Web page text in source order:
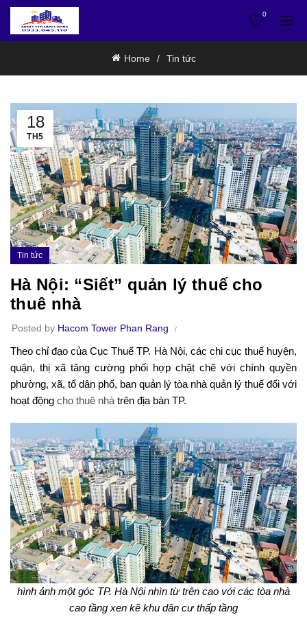
0
Home Tin tức
18
TH5
Tin tức
Hà Nội: “Siết” quản lý thuế cho
thuê nhà
Posted by Hacom Tower Phan Rang
Theo chỉ đạo của Cục Thuế TP. Hà Nội, các chi cục thuế huyện,
quận, thị xã tăng cường phối hợp chặt chẽ với chính quyền
phường, xã, tổ dân phố, ban quản lý tòa nhà quản lý thuế đối với
hoạt động cho thuê nhà trên địa bàn TP.
hình ảnh một góc TP. Hà Nội nhìn từ trên cao với các tòa nhà
cao tầng xen kẽ khu dân cư thấp tầng